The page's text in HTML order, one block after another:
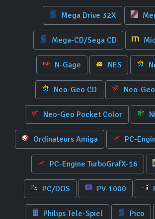
Mega Drive 32X
Mega-CD/Sega CD
N-Gage NES
Neo-Geo CD Neo-
Neo-Geo Pocket Color
Ordinateurs Amiga PC-
PC-Engine TurboGrafX-16
PC/DOS PV-1000
Philips Tele-Spiel Pico